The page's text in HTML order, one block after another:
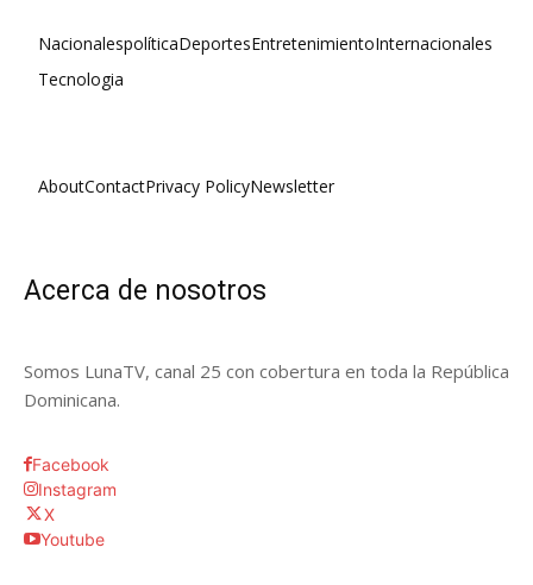
NacionalespolíticaDeportesEntretenimientoInternacionales
Tecnologia
AboutContactPrivacy PolicyNewsletter
Acerca de nosotros
Somos LunaTV, canal 25 con cobertura en toda la República
Dominicana.
Facebook
Instagram
X
Youtube